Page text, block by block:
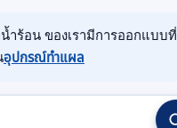
ำร้อน ของเรามีการออกแบบที่
อุปกรณ์ทำแผล